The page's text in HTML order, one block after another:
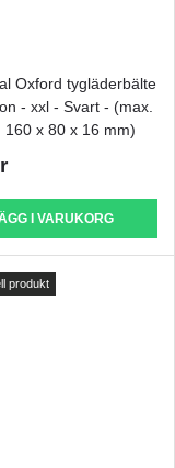
Oxford tygläderbälte
- xxl - Svart - (max.
160 x 80 x 16 mm)
I VARUKORG
produkt